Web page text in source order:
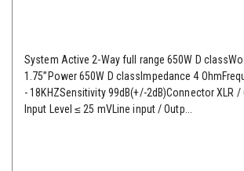
System Active 2-Way full range 650W D
1.75”Power 650W D classImpedance 4
- 18KHZSensitivity 99dB(+/-2dB)Connector XLR
Input Level ≤ 25 mVLine input / Outp...